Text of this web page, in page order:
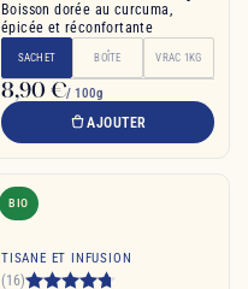
Boisson dorée au curcuma,
épicée et réconfortante
SACHET BOÎTE VRAC 1KG
8,90 €/ 100g
AJOUTER
BIO
TISANE ET INFUSION
(16)